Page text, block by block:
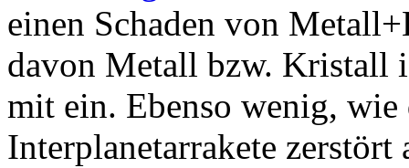
einen Schaden von
davon Metall bzw. Kristall
mit ein. Ebenso wenig,
Interplanetarrakete zerstört